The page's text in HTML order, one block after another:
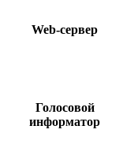
Web-сервер
Голосовой
информатор